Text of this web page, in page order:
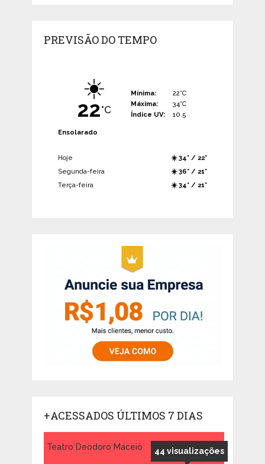
PREVISÃO DO TEMPO
☀️
22°C
Mínima:
22°C
Máxima:
34°C
Índice UV:
10.5
Ensolarado
Hoje
☀️ 34° / 22°
Segunda-feira
☀️ 36° / 21°
Terça-feira
☀️ 34° / 21°
+ACESSADOS ÚLTIMOS 7 DIAS
44 visualizações
Teatro Deodoro Maceió